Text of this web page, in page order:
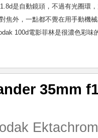
是自動鏡頭，不過有光圈環
焦外，一點都不覺在用手動機
100d電影菲林是很濃色彩
35mm